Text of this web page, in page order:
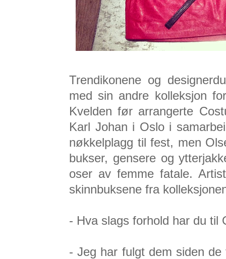
Trendikonene og
med sin andre kolleksjon
Kvelden før arrangerte
Karl Johan i Oslo i
nøkkelplagg til fest, men
bukser, gensere og
oser av femme fatale.
skinnbuksene fra
- Hva slags forhold har du til
- Jeg har fulgt dem siden